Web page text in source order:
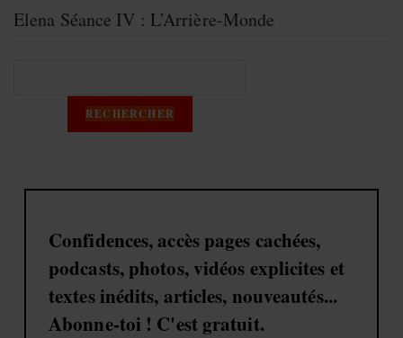
Elena Séance IV : L’Arrière-Monde
RECHERCHER
Confidences, accès pages cachées,
podcasts, photos, vidéos explicites et
textes inédits, articles, nouveautés...
Abonne-toi ! C'est gratuit.